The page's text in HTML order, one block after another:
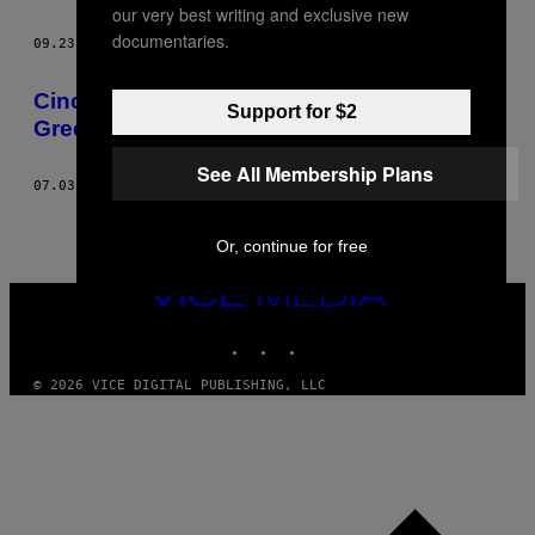
09.23.15 BYSAM KRISS
Cinci modalități de ieșire din criză pentru
Grecia
07.03.15 SAM KRISS
MEDIA
© 2026 VICE DIGITAL PUBLISHING, LLC
our very best writing and exclusive new
documentaries.
Support for $2
See All Membership Plans
Or, continue for free